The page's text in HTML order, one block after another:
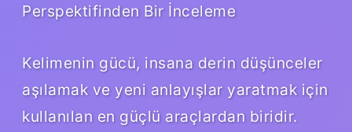
Perspektifinden Bir İnceleme
Kelimenin gücü, insana derin düşünceler
aşılamak ve yeni anlayışlar yaratmak için
kullanılan en güçlü araçlardan biridir.